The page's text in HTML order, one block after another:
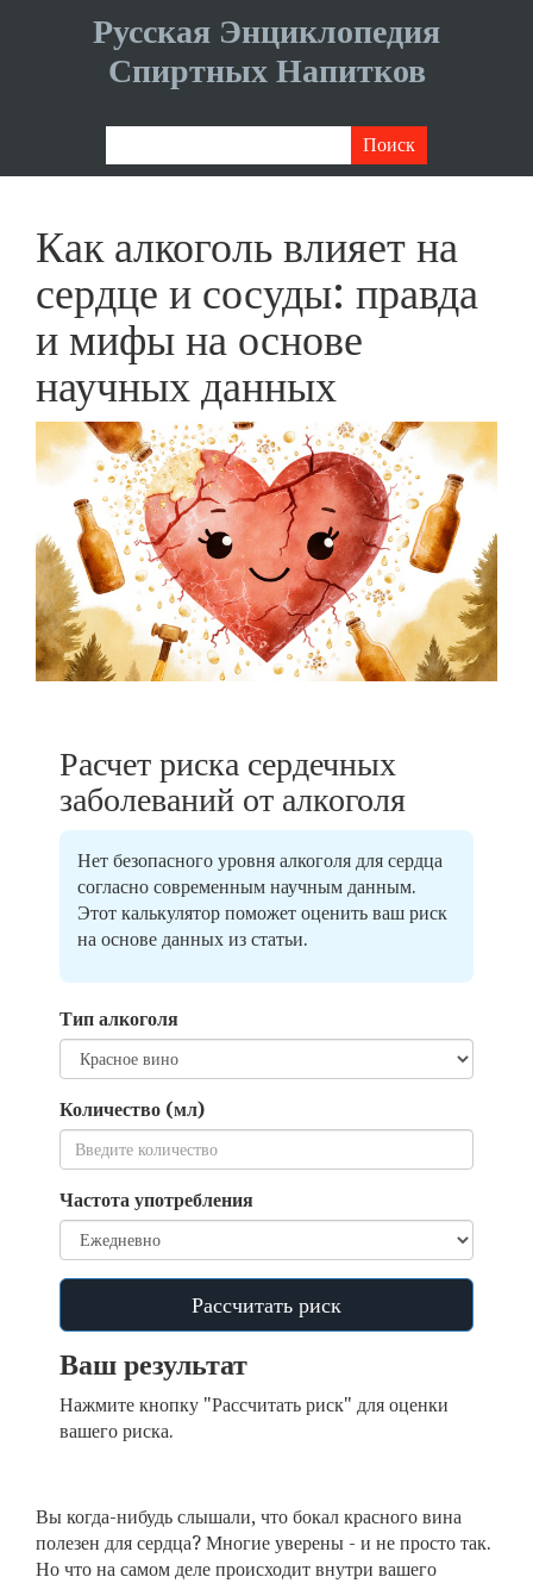
Русская Энциклопедия
Спиртных Напитков
Как алкоголь влияет на
сердце и сосуды: правда
и мифы на основе
научных данных
Расчет риска сердечных
заболеваний от алкоголя
Нет безопасного уровня алкоголя для сердца
согласно современным научным данным.
Этот калькулятор поможет оценить ваш риск
на основе данных из статьи.
Тип алкоголя
Количество (мл)
Частота употребления
Рассчитать риск
Ваш результат
Нажмите кнопку "Рассчитать риск" для оценки
вашего риска.
Вы когда-нибудь слышали, что бокал красного вина
полезен для сердца? Многие уверены - и не просто так.
Но что на самом деле происходит внутри вашего